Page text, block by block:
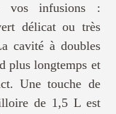
vos infusions :
délicat ou très
cavité à doubles
plus longtemps et
Une touche de
de 1,5 L est